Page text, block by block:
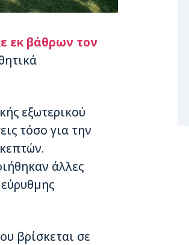
εκ βάθρων τον
εξωτερικού
τόσο για την
άλλες
βρίσκεται σε